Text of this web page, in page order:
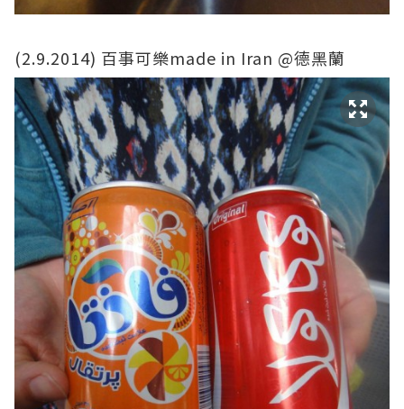
(2.9.2014) 百事可樂made in Iran @德黑蘭